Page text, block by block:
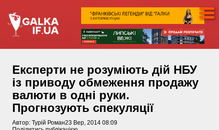
Експерти не розуміють дій НБУ
із приводу обмеження продажу
валюти в одні руки.
Прогнозують спекуляції
Автор: Турій Роман23 Вер, 2014 08:09